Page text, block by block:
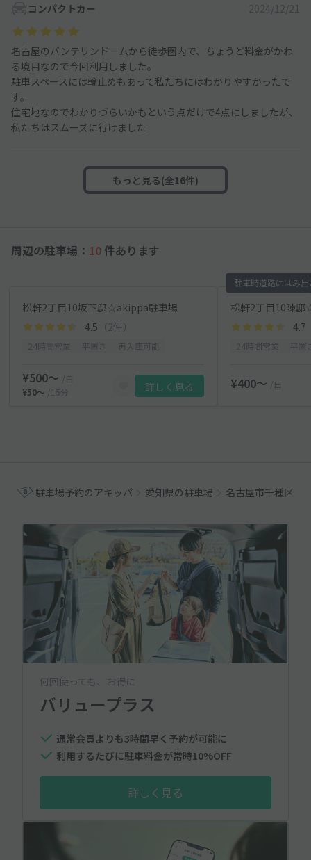
コンパクトカー 2024/12/21
名古屋のバンテリンドームから徒歩圏内で、ちょうど料金がかわ
る境目なので今回利用しました。
駐車スペースには輪止めもあって私たちにはわかりやすかったで
す。
住宅地なのでわかりづらいかもという点だけで4点にしましたが、
私たちはスムーズに行けました
もっと見る(全16件)
周辺の駐車場： 10 件あります
松軒2丁目10坂下邸☆akippa駐車場
4.5 （2件）
¥500〜
/日
¥50〜
/15分 詳しく見る
駐車時道路にはみ
松軒2丁目10陳
4.7
¥400〜 /日
駐車場予約のアキッパ 愛知県の駐車場 名古屋市千種区の
何回使っても、お得に
バリュープラス
通常会員よりも3時間早く予約が可能に
利用するたびに駐車料金が常時10%OFF
詳しく見る